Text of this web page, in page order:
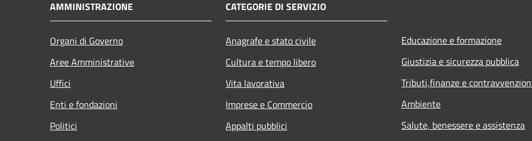
AMMINISTRAZIONE
Organi di Governo
Aree Amministrative
Uffici
Enti e fondazioni
Politici
CATEGORIE DI SERVIZIO
Anagrafe e stato civile
Cultura e tempo libero
Vita lavorativa
Imprese e Commercio
Appalti pubblici
Educazione e formazione
Giustizia e sicurezza pubblica
Tributi,finanze e
Ambiente
Salute, benessere e assistenza